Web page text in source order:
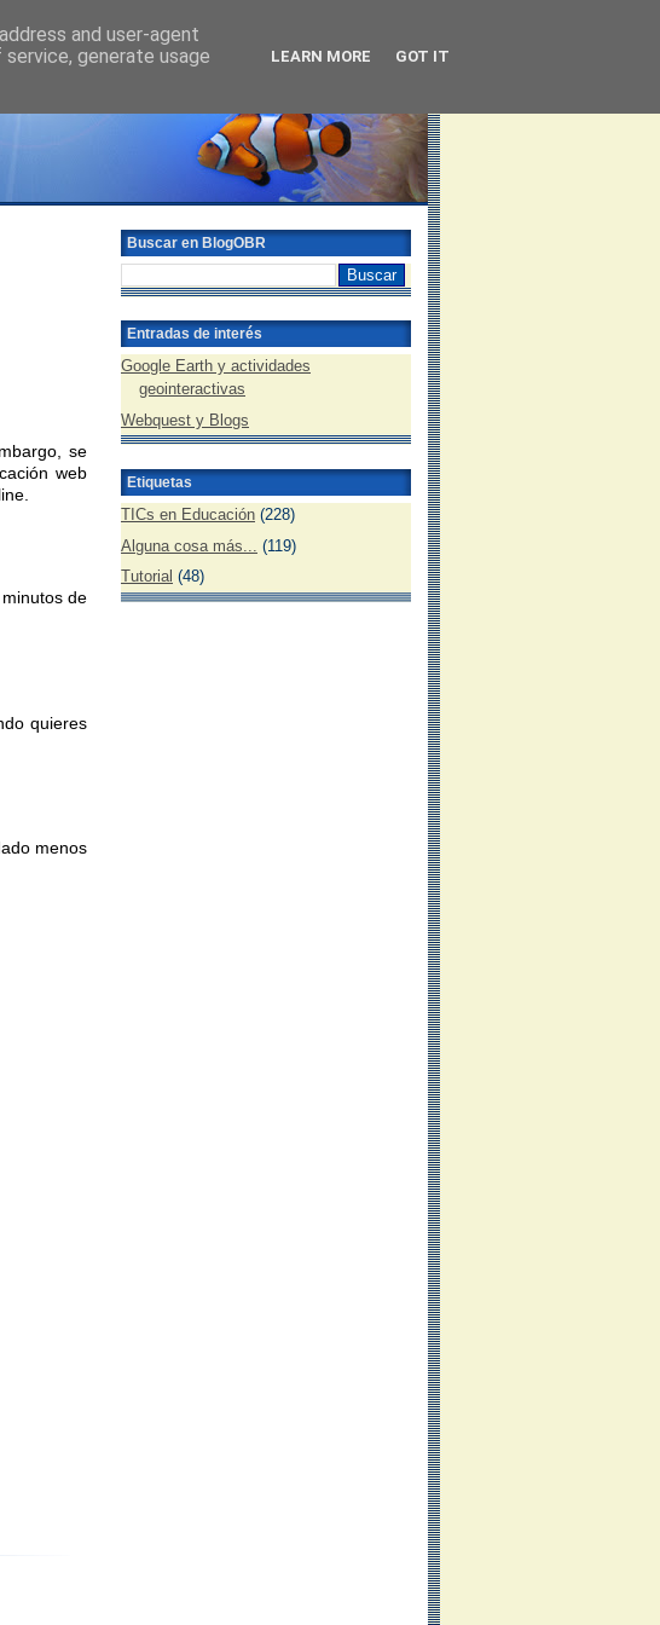
se
web
de
quieres
menos
Buscar en BlogOBR
Entradas de interés
Google Earth y actividades
geointeractivas
Webquest y Blogs
Etiquetas
TICs en Educación (228)
Alguna cosa más...
(119)
Tutorial (48)
and user-agent
generate usage
LEARN MORE GOT IT